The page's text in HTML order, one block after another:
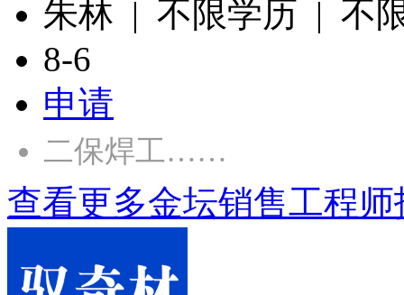
朱林 | 不限学历 | 不
8-6
申请
二保焊工……
查看更多金坛销售工程